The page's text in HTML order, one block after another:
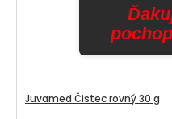
Juvamed Čistec rovný 30 g